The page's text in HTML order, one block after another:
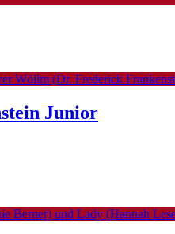
Junior